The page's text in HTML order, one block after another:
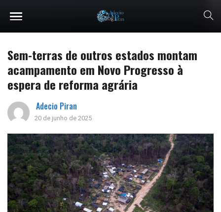
Sem-terras de outros estados montam
acampamento em Novo Progresso à
espera de reforma agrária
Adecio Piran
20 de junho de 2025